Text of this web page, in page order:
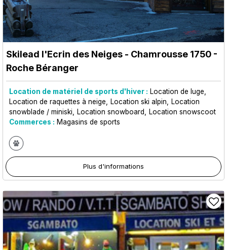
Skilead l'Ecrin des Neiges - Chamrousse 1750 -
Roche Béranger
Location de matériel de sports d'hiver : Location de luge
Location de raquettes à neige
Location ski alpin
Location
snowblade / miniski
Location snowboard
Location snowscoot
Commerces : Magasins de sports
Plus d'informations